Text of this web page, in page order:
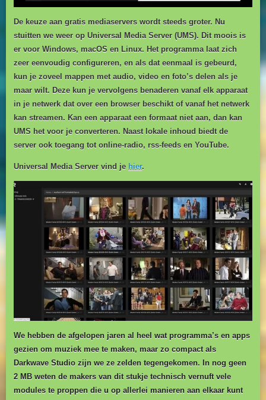
De keuze aan gratis mediaservers wordt steeds groter. Nu
stuitten we weer op Universal Media Server (UMS). Dit moois is
er voor Windows, macOS en Linux. Het programma laat zich
zeer eenvoudig configureren, en als dat eenmaal is gebeurd,
kun je zoveel mappen met audio, video en foto’s delen als je
maar wilt. Deze kun je vervolgens benaderen vanaf elk apparaat
in je netwerk dat over een browser beschikt of vanaf het netwerk
kan streamen. Kan een apparaat een formaat niet aan, dan kan
UMS het voor je converteren. Naast lokale inhoud biedt de
server ook toegang tot online-radio, rss-feeds en YouTube.
Universal Media Server vind je hier.
We hebben de afgelopen jaren al heel wat programma’s en apps
gezien om muziek mee te maken, maar zo compact als
Darkwave Studio zijn we ze zelden tegengekomen. In nog geen
2 MB weten de makers van dit stukje technisch vernuft vele
modules te proppen die u op allerlei manieren aan elkaar kunt